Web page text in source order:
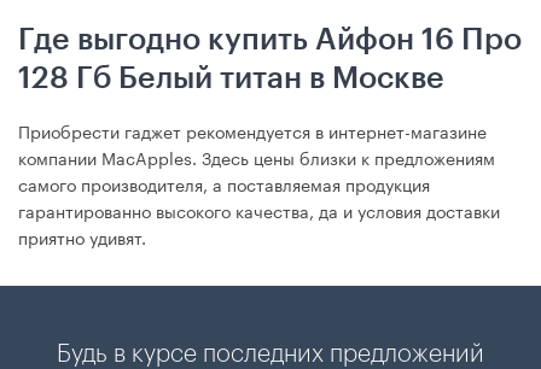
Где выгодно купить Айфон 16 Про
128 Гб Белый титан в Москве
Приобрести гаджет рекомендуется в интернет-магазине
компании MacApples. Здесь цены близки к предложениям
самого производителя, а поставляемая продукция
гарантированно высокого качества, да и условия доставки
приятно удивят.
Будь в курсе последних предложений